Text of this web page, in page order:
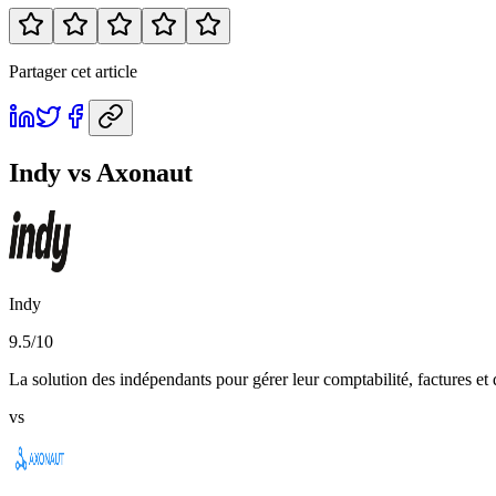
Partager cet article
Indy vs Axonaut
Indy
9.5/10
La solution des indépendants pour gérer leur comptabilité, factures et
vs